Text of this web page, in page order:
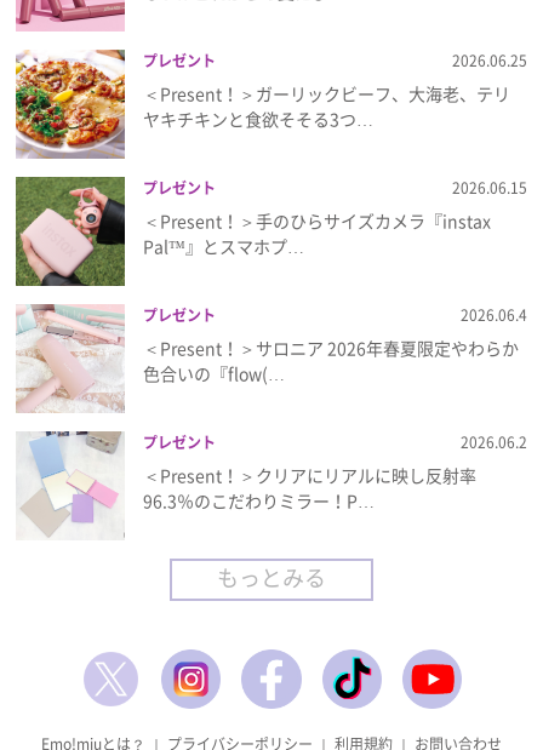
プレゼント 2026.06.25
＜Present！＞ガーリックビーフ、大海老、テリ
ヤキチキンと食欲そそる3つ…
プレゼント 2026.06.15
＜Present！＞手のひらサイズカメラ『instax
Pal™』とスマホプ…
プレゼント 2026.06.4
＜Present！＞サロニア 2026年春夏限定やわらか
色合いの『flow(…
プレゼント 2026.06.2
＜Present！＞クリアにリアルに映し反射率
96.3％のこだわりミラー！P…
もっとみる
Emo!miuとは？ ｜ プライバシーポリシー ｜ 利用規約 ｜ お問い合わせ